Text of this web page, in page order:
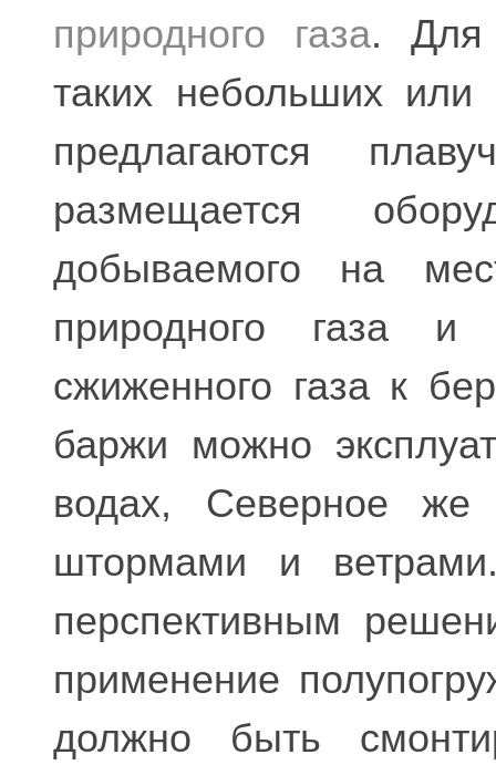
природного газа. Для
таких небольших или
предлагаются
размещается
добываемого на
природного газа и
сжиженного газа к
баржи можно
водах, Северное же
штормами и
перспективным
применение
должно быть